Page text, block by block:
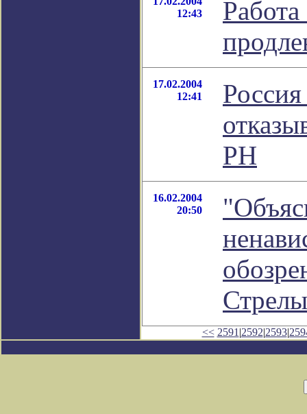
12:43
17.02.2004
12:41
РН
16.02.2004
20:50
<< 2591 |2592|2593|